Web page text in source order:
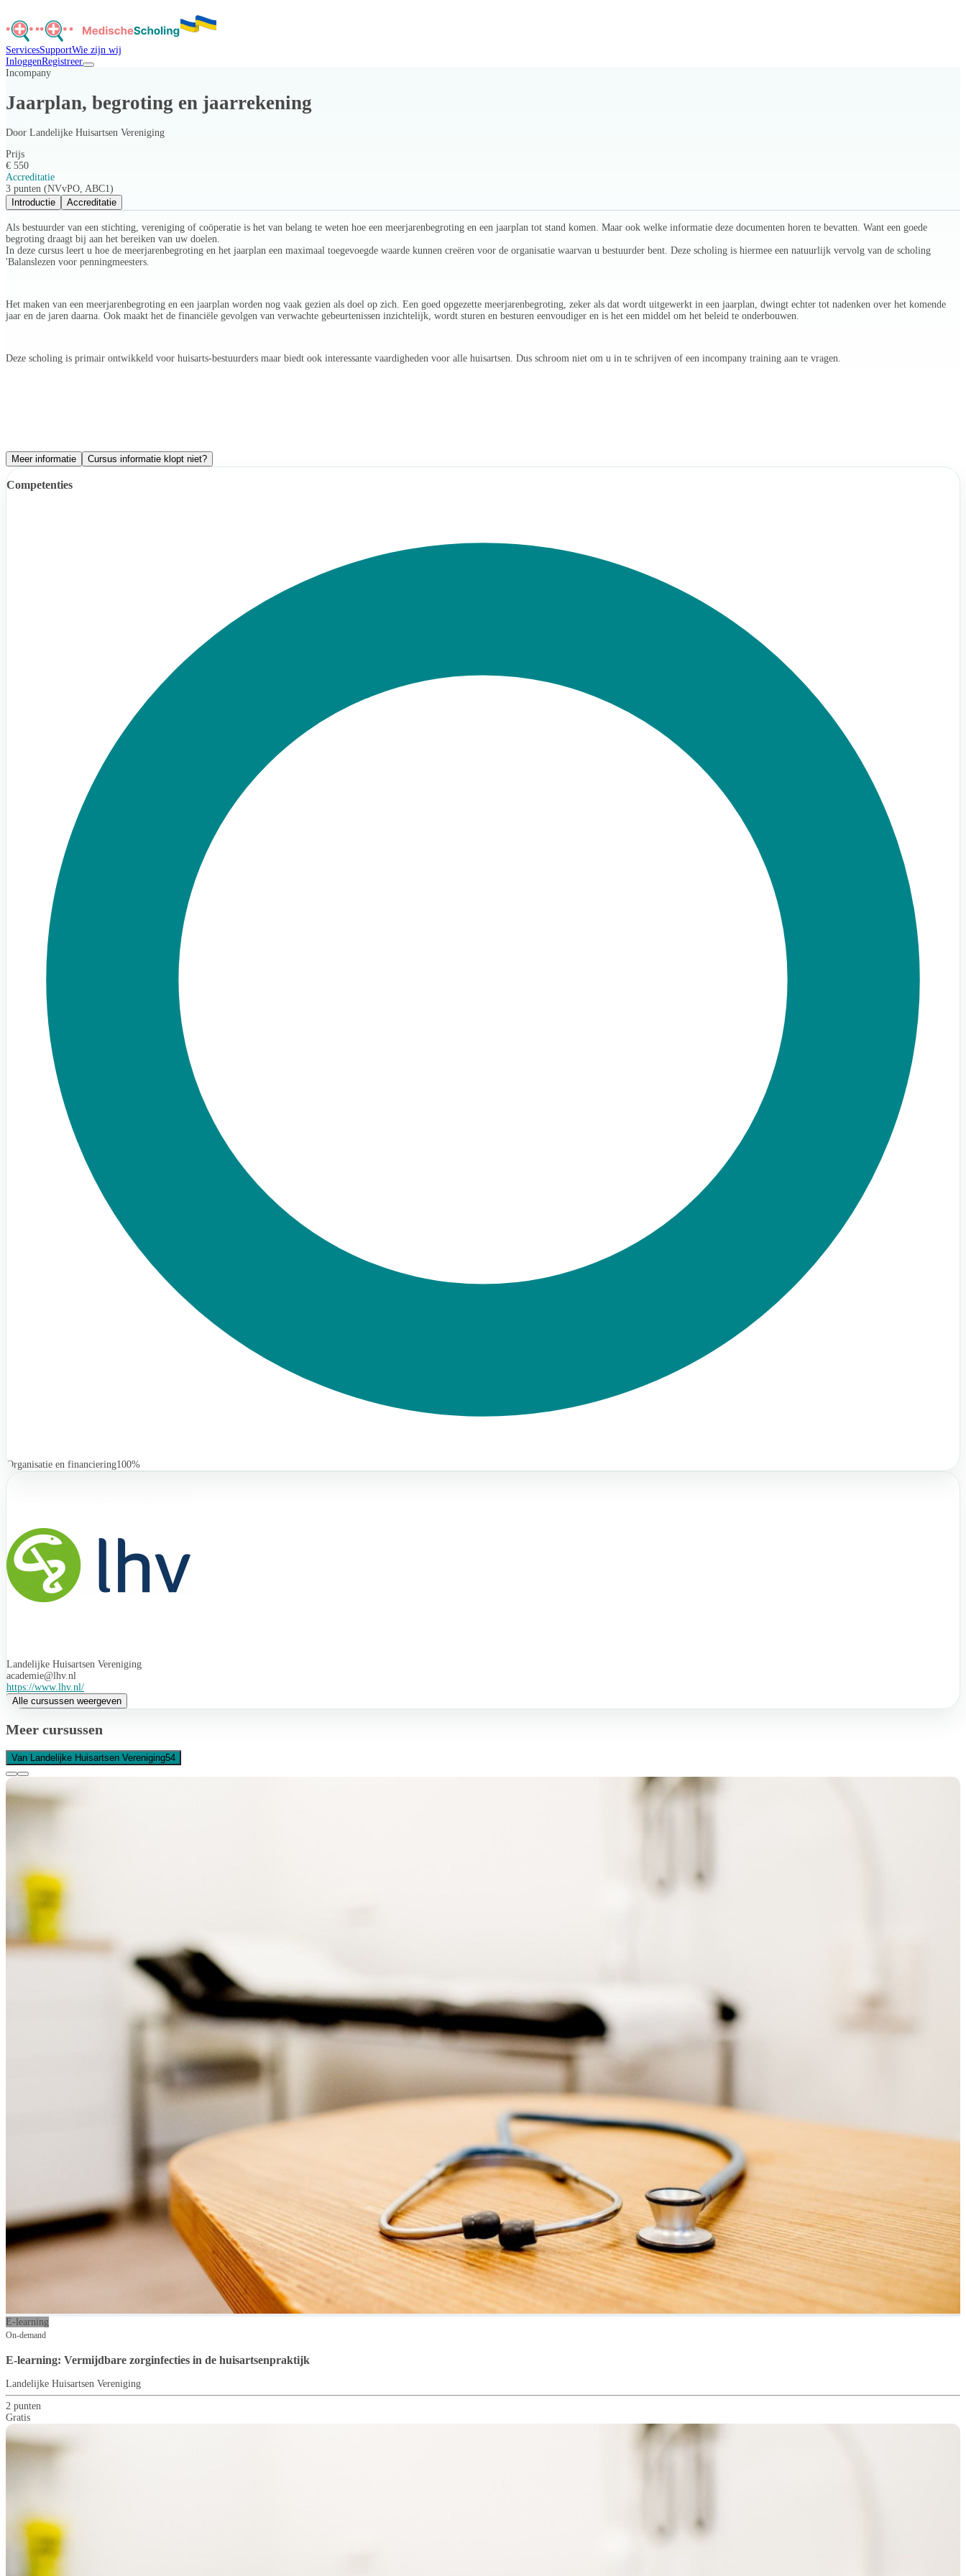
ServicesSupportWie zijn wij
InloggenRegistreer
Incompany
Jaarplan, begroting en jaarrekening
Door Landelijke Huisartsen Vereniging
Prijs
€ 550
Accreditatie
3 punten (NVvPO, ABC1)
Introductie
Accreditatie
Als bestuurder van een stichting, vereniging of coöperatie is het van belang te weten hoe een meerjarenbegroting en een jaarplan tot stand komen. Maar ook welke informatie deze documenten horen te bevatten. Want een goede
begroting draagt bij aan het bereiken van uw doelen.
In deze cursus leert u hoe de meerjarenbegroting en het jaarplan een maximaal toegevoegde waarde kunnen creëren voor de organisatie waarvan u bestuurder bent. Deze scholing is hiermee een natuurlijk vervolg van de scholing
'Balanslezen voor penningmeesters.
Het maken van een meerjarenbegroting en een jaarplan worden nog vaak gezien als doel op zich. Een goed opgezette meerjarenbegroting, zeker als dat wordt uitgewerkt in een jaarplan, dwingt echter tot nadenken over het komende
jaar en de jaren daarna. Ook maakt het de financiële gevolgen van verwachte gebeurtenissen inzichtelijk, wordt sturen en besturen eenvoudiger en is het een middel om het beleid te onderbouwen.
Deze scholing is primair ontwikkeld voor huisarts-bestuurders maar biedt ook interessante vaardigheden voor alle huisartsen. Dus schroom niet om u in te schrijven of een incompany training aan te vragen.
Meer informatie Cursus informatie klopt niet?
Competenties
Organisatie en financiering100%
Landelijke Huisartsen Vereniging
academie@lhv.nl
https://www.lhv.nl/
Alle cursussen weergeven
Meer cursussen
Van Landelijke Huisartsen Vereniging54
E-learning
On-demand
E-learning: Vermijdbare zorginfecties in de huisartsenpraktijk
Landelijke Huisartsen Vereniging
2 punten
Gratis